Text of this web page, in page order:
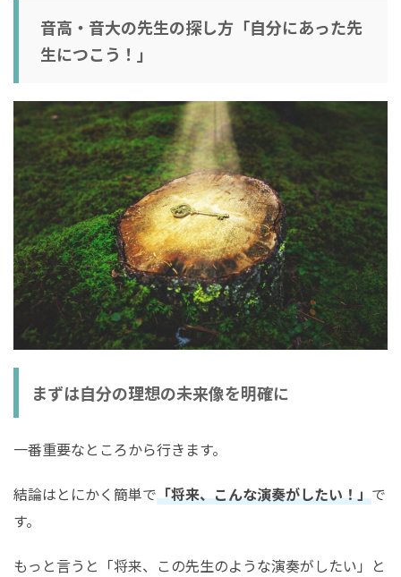
音高・音大の先生の探し方「自分にあった先
生につこう！」
まずは自分の理想の未来像を明確に
一番重要なところから行きます。
結論はとにかく簡単で「将来、こんな演奏がしたい！」で
す。
もっと言うと「将来、この先生のような演奏がしたい」と